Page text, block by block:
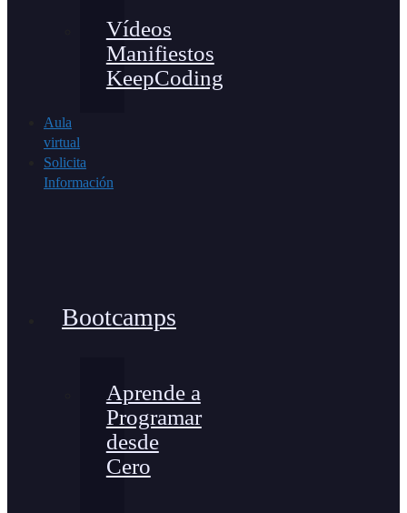
Vídeos
Manifiestos
KeepCoding
Aula
virtual
Solicita
Información
Bootcamps
Aprende a
Programar
desde
Cero